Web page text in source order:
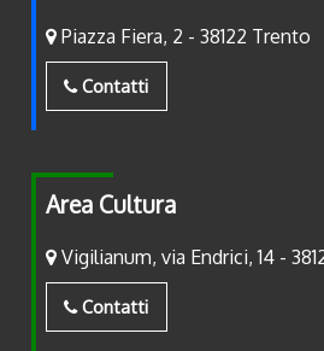
Piazza Fiera, 2 - 38122 Trento
Contatti
Area Cultura
Vigilianum, via Endrici, 14 -
Contatti